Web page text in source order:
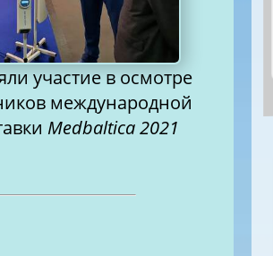
участие в осмотре
международной
Medbaltica 2021